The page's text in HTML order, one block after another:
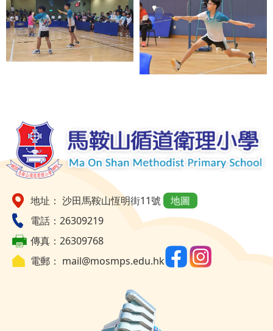
地址： 沙田馬鞍山恆明街11號
地圖
電話：26309219
傳真：26309768
電郵： mail@mosmps.edu.hk